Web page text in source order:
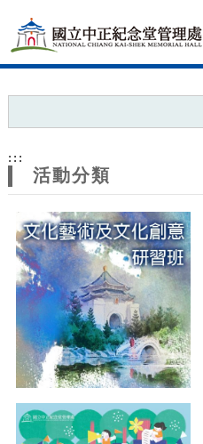
網
站
主
題
:::
活動分類